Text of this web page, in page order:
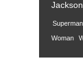
Jackson
Superman
Woman